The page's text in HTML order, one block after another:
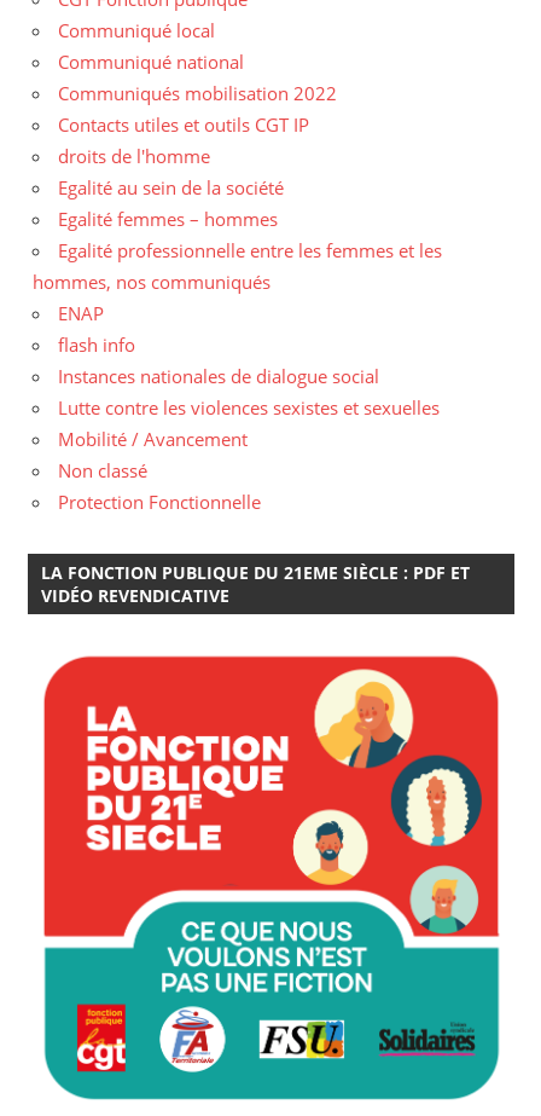
Communiqué local
Communiqué national
Communiqués mobilisation 2022
Contacts utiles et outils CGT IP
droits de l'homme
Egalité au sein de la société
Egalité femmes – hommes
Egalité professionnelle entre les femmes et les
hommes, nos communiqués
ENAP
flash info
Instances nationales de dialogue social
Lutte contre les violences sexistes et sexuelles
Mobilité / Avancement
Non classé
Protection Fonctionnelle
LA FONCTION PUBLIQUE DU 21EME SIÈCLE : PDF ET
VIDÉO REVENDICATIVE